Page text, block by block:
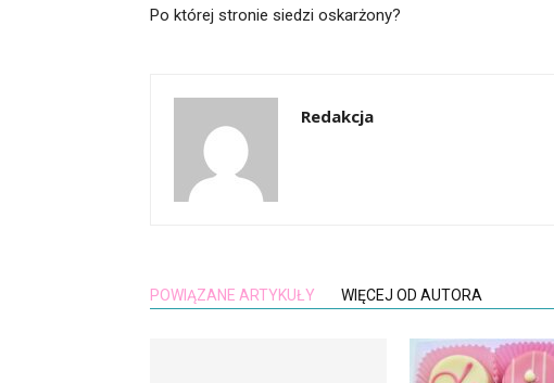
Po której stronie siedzi oskarżony?
Redakcja
POWIĄZANE ARTYKUŁY WIĘCEJ OD AUTORA